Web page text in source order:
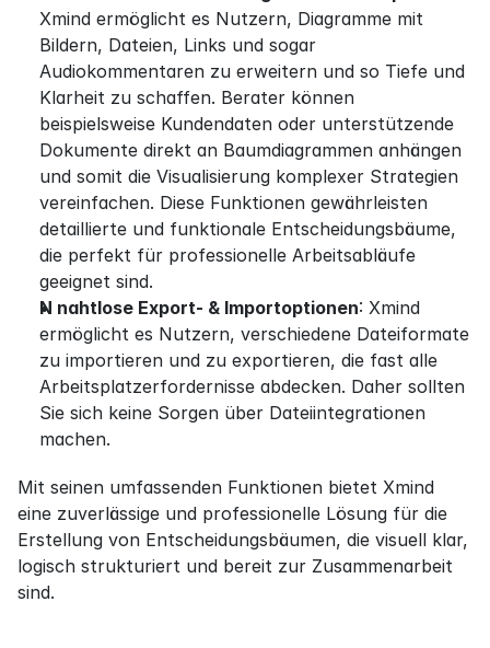
Xmind ermöglicht es Nutzern, Diagramme mit
Bildern, Dateien, Links und sogar
Audiokommentaren zu erweitern und so Tiefe und
Klarheit zu schaffen. Berater können
beispielsweise Kundendaten oder unterstützende
Dokumente direkt an Baumdiagrammen anhängen
und somit die Visualisierung komplexer Strategien
vereinfachen. Diese Funktionen gewährleisten
detaillierte und funktionale Entscheidungsbäume,
die perfekt für professionelle Arbeitsabläufe
geeignet sind.
N nahtlose Export- & Importoptionen: Xmind
ermöglicht es Nutzern, verschiedene Dateiformate
zu importieren und zu exportieren, die fast alle
Arbeitsplatzerfordernisse abdecken. Daher sollten
Sie sich keine Sorgen über Dateiintegrationen
machen.
Mit seinen umfassenden Funktionen bietet Xmind
eine zuverlässige und professionelle Lösung für die
Erstellung von Entscheidungsbäumen, die visuell klar,
logisch strukturiert und bereit zur Zusammenarbeit
sind.